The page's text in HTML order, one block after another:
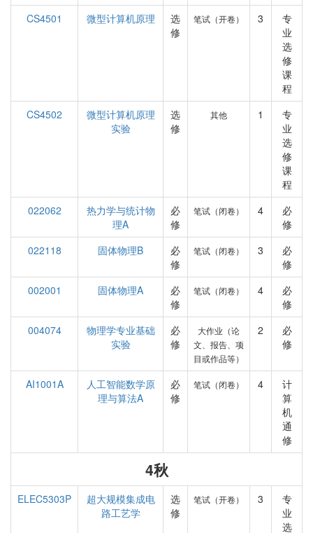
CS4501
微型计算机原理
选
修
笔试（开卷） 3
专
业
选
修
课
程
CS4502
微型计算机原理
实验
选
修
其他 1
专
业
选
修
课
程
022062
热力学与统计物
理A
必
修
笔试（闭卷） 4
必
修
022118
固体物理B
必
修
笔试（闭卷） 3
必
修
002001
固体物理A
必
修
笔试（闭卷） 4
必
修
004074
物理学专业基础
实验
必
修
大作业（论
文、报告、项
目或作品等）
2
必
修
AI1001A
人工智能数学原
理与算法A
必
修
笔试（闭卷） 4
计
算
机
通
修
4秋
ELEC5303P
超大规模集成电
路工艺学
选
修
笔试（开卷） 3
专
业
选